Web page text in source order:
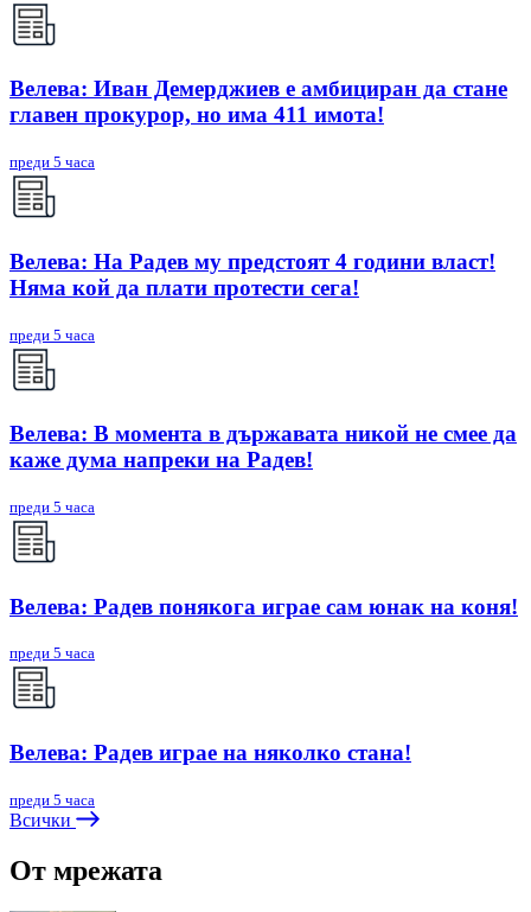
Велева: Иван Демерджиев е амбициран да стане
главен прокурор, но има 411 имота!
преди 5 часа
Велева: На Радев му предстоят 4 години власт!
Няма кой да плати протести сега!
преди 5 часа
Велева: В момента в държавата никой не смее да
каже дума напреки на Радев!
преди 5 часа
Велева: Радев понякога играе сам юнак на коня!
преди 5 часа
Велева: Радев играе на няколко стана!
преди 5 часа
Всички
От мрежата